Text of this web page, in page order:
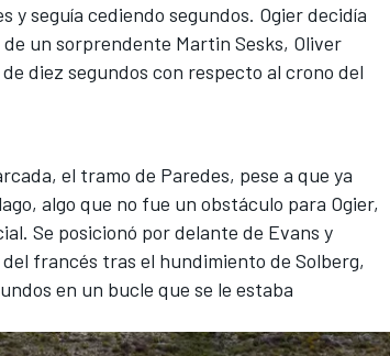
seguía cediendo segundos. Ogier decidía
un sorprendente Martin Sesks, Oliver
diez segundos con respecto al crono del
el tramo de Paredes, pese a que ya
algo que no fue un obstáculo para Ogier,
Se posicionó por delante de Evans y
francés tras el hundimiento de Solberg,
en un bucle que se le estaba